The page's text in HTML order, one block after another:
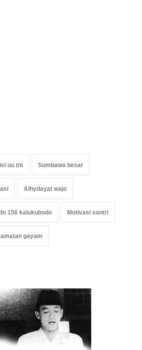
uu tni Sumbawa besar
Alhydayat wajo
156 kalukubodo Motivasi santri
gayam